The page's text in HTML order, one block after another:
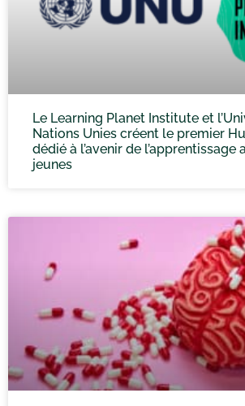
Le Learning Planet Institute et
Nations Unies créent le premier
dédié à l’avenir de l’apprentissage
jeunes